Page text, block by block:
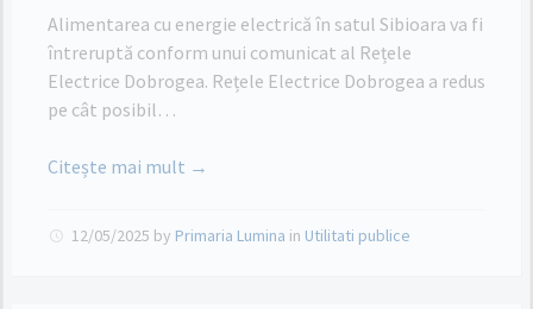
Alimentarea cu energie electrică în satul Sibioara va fi
întreruptă conform unui comunicat al Rețele
Electrice Dobrogea. Rețele Electrice Dobrogea a redus
pe cât posibil…
Citește mai mult →
12/05/2025 by Primaria Lumina in Utilitati publice